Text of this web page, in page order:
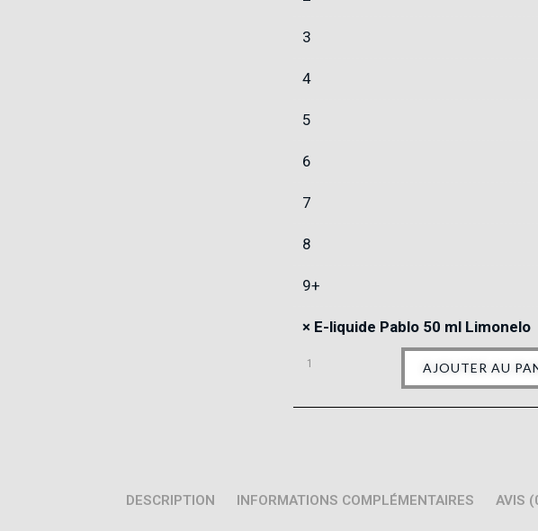
3
4
5
6
7
8
9+
× E-liquide Pablo 50 ml Limonelo
AJOUTER AU
DESCRIPTION INFORMATIONS COMPLÉMENTAIRES AVIS